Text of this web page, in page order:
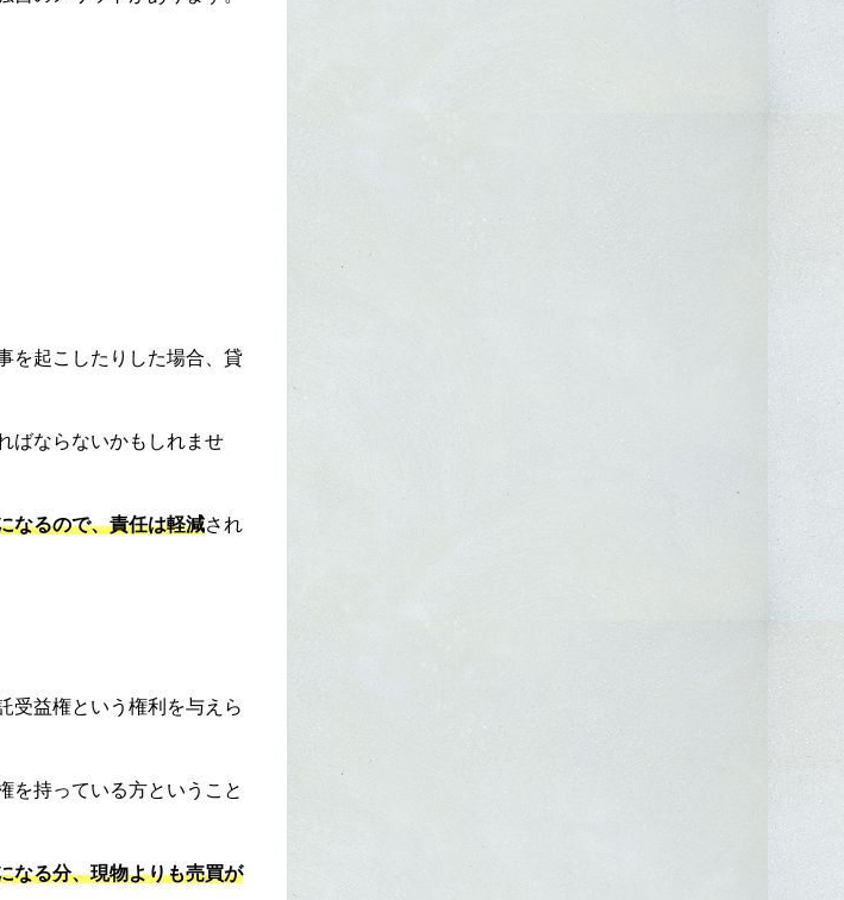
を起こしたりした場合、貸
ばならないかもしれませ
なるので、責任は軽減され
受益権という権利を与えら
を持っている方ということ
なる分、現物よりも売買が